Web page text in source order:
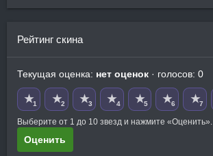
Рейтинг скина
Текущая оценка: нет оценок · голосов: 0
★1 ★2 ★3 ★4 ★5 ★6 ★7
Выберите от 1 до 10 звезд и нажмите «Оценить».
Оценить